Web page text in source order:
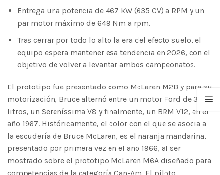
Entrega una potencia de 467 kW (635 CV) a RPM y un
par motor máximo de 649 Nm a rpm.
Tras cerrar por todo lo alto la era del efecto suelo, el
equipo espera mantener esa tendencia en 2026, con el
objetivo de volver a levantar ambos campeonatos.
El prototipo fue presentado como McLaren M2B y para su
motorización, Bruce alternó entre un motor Ford de 3.0
litros, un Sereníssima V8 y finalmente, un BRM V12, en el
año 1967. Históricamente, el color con el que se asocia a
la escudería de Bruce McLaren, es el naranja mandarina,
presentado por primera vez en el año 1966, al ser
mostrado sobre el prototipo McLaren M6A diseñado para
competencias de la categoría Can-Am. El piloto